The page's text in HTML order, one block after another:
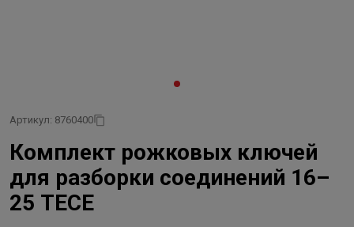
Артикул: 8760400
Комплект рожковых ключей
для разборки соединений 16–
25 TECE